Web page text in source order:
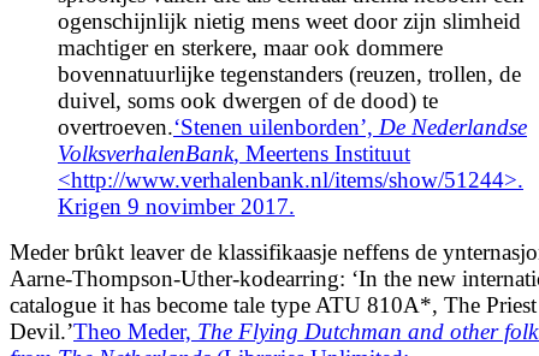
ogenschijnlijk nietig mens weet door zijn slimheid
machtiger en sterkere, maar ook dommere
bovennatuurlijke tegenstanders (reuzen, trollen, de
duivel, soms ook dwergen of de dood) te
overtroeven.‘Stenen uilenborden’, De Nederlandse
VolksverhalenBank, Meertens Instituut
<http://www.verhalenbank.nl/items/show/51244>.
Krigen 9 novimber 2017.
Meder brûkt leaver de klassifikaasje neffens de
Aarne-Thompson-Uther-kodearring: ‘In the new
catalogue it has become tale type ATU 810A*, The
Devil.’Theo Meder, The Flying Dutchman and other